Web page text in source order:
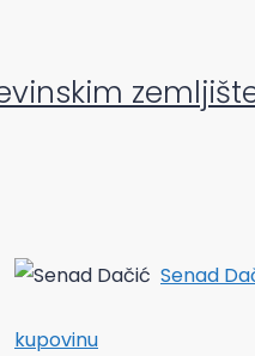
Senad
kupovinu